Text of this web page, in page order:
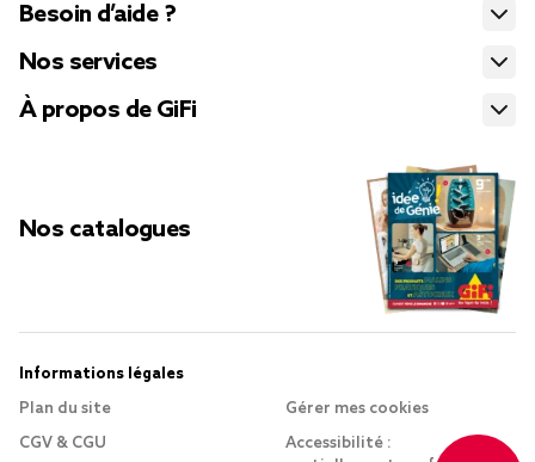
Besoin d’aide ?
Nos services
À propos de GiFi
Nos catalogues
Informations légales
Plan du site
CGV & CGU
Gérer mes cookies
Accessibilité :